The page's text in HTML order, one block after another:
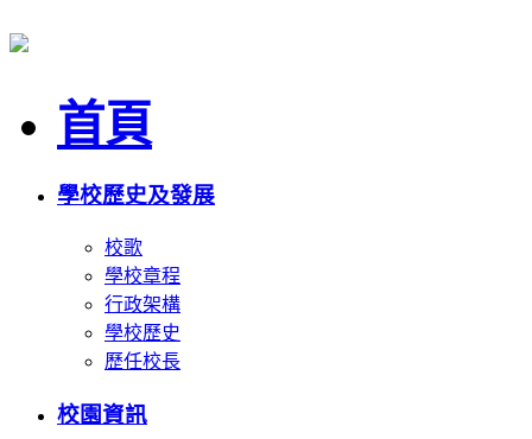
首頁
學校歷史及發展
校歌
學校章程
行政架構
學校歷史
歷任校長
校園資訊